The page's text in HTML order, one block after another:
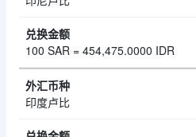
100 SAR = 454,475.0000 IDR
印度卢比